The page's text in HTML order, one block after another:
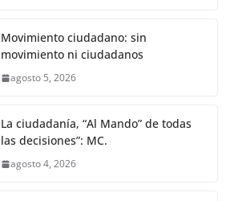
Movimiento ciudadano: sin
movimiento ni ciudadanos
agosto 5, 2026
La ciudadanía, “Al Mando” de todas
las decisiones”: MC.
agosto 4, 2026